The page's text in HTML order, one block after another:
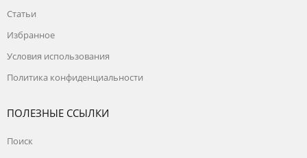
Статьи
Избранное
Условия использования
Политика конфиденциальности
ПОЛЕЗНЫЕ ССЫЛКИ
Поиск